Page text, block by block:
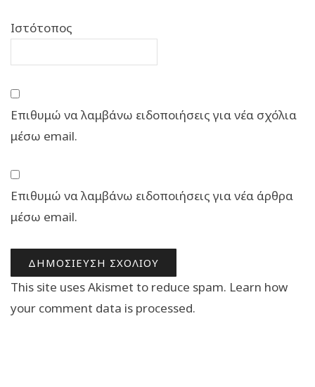
Ιστότοπος
Επιθυμώ να λαμβάνω ειδοποιήσεις για νέα σχόλια
μέσω email.
Επιθυμώ να λαμβάνω ειδοποιήσεις για νέα άρθρα
μέσω email.
This site uses Akismet to reduce spam. Learn how
your comment data is processed.